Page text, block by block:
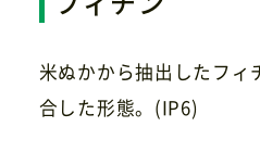
米ぬかから抽出したフィ
合した形態。(IP6)